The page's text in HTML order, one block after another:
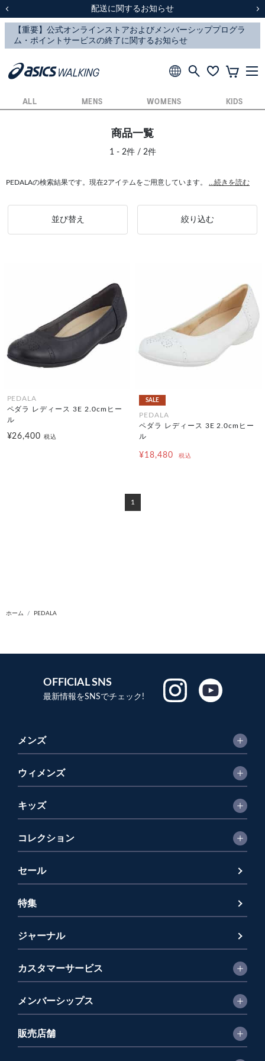
スクスク（SUKU2）価格改定のお知らせ
配送に関するお知らせ
スクスク（SUKU2）価格改定のお知らせ
配送に関するお知らせ
ALL MENS WOMENS KIDS
商品一覧
1 - 2件 / 2件
PEDALAの検索結果です。現在2アイテムをご用意しています。 ...続きを読む
並び替え 絞り込む
PEDALA
ペダラ レディース 3E 2.0cmヒー
ル
¥26,400税込
SALE
PEDALA
ペダラ レディース 3E 2.0cmヒー
ル
¥18,480 税込
1
ホーム PEDALA
OFFICIAL SNS
最新情報をSNSでチェック!
メンズ
ウィメンズ
キッズ
コレクション
セール
特集
ジャーナル
カスタマーサービス
メンバーシップス
販売店舗